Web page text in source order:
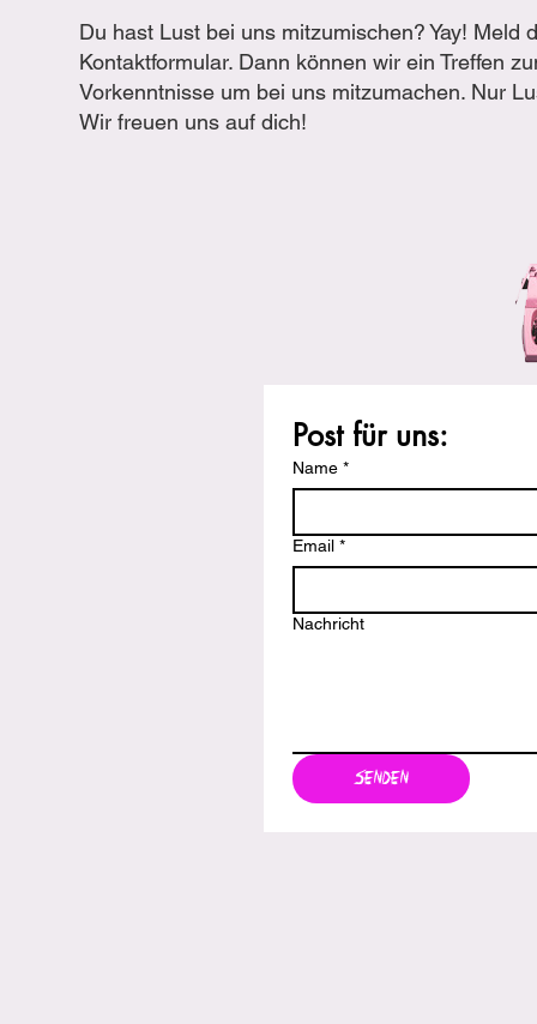
Du hast Lust bei uns mitzumischen? Yay! Meld
Kontaktformular. Dann können wir ein Treffen
Vorkenntnisse um bei uns mitzumachen. Nur
Wir freuen uns auf dich!
Post für uns:
Name *
Email *
Nachricht
Senden